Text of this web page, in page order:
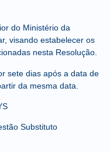
do Ministério da
visando estabelecer os
nesta Resolução.
sete dias após a data de
da mesma data.
Substituto